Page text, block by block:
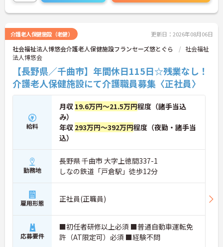
介護老人保健施設（老健） 更新日：2026年08月06日
社会福祉法人博悠会介護老人保健施設フランセーズ悠とぐら
社会福祉
法人博悠会
【長野県／千曲市】年間休日115日☆残業なし！
介護老人保健施設にて介護職員募集〈正社員〉
給料
月収 19.6万円～21.5万円程度（諸手当込
み）
年収 293万円～392万円程度（夜勤・諸手当
込）
勤務地
長野県 千曲市 大字上徳間337-1
しなの鉄道「戸倉駅」徒歩12分
雇用形態 正社員(正職員)
応募要件
■初任者研修以上必須 ■普通自動車運転免
許（AT限定可）必須 ■経験不問